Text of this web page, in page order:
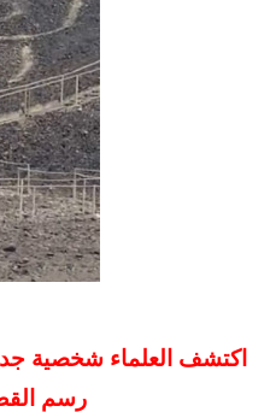
اكتشف العلماء شخصية
رسم